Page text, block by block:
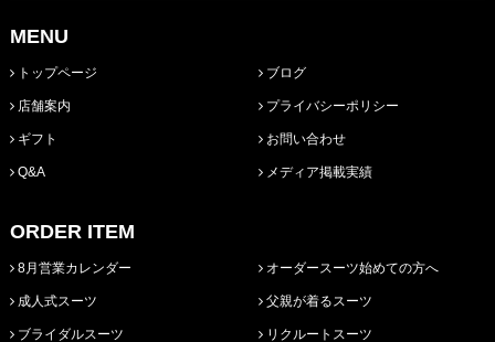
MENU
トップページ
店舗案内
ギフト
Q&A
ブログ
プライバシーポリシー
お問い合わせ
メディア掲載実績
ORDER ITEM
8月営業カレンダー
成人式スーツ
ブライダルスーツ
オーダースーツ始めての方へ
父親が着るスーツ
リクルートスーツ